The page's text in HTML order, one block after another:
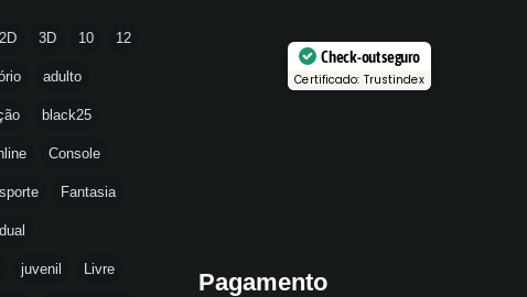
2D 3D 10 12
adulto
black25
Console
Fantasia
juvenil Livre
Check-out seguro
Certificado: Trustindex
Pagamento